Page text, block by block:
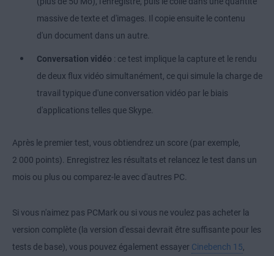
massive de texte et d'images. Il copie ensuite le contenu
d'un document dans un autre.
Conversation vidéo : ce test implique la capture et le rendu
de deux flux vidéo simultanément, ce qui simule la charge de
travail typique d'une conversation vidéo par le biais
d'applications telles que Skype.
Après le premier test, vous obtiendrez un score (par exemple,
2 000 points). Enregistrez les résultats et relancez le test dans un
mois ou plus ou comparez-le avec d'autres PC.
Si vous n'aimez pas PCMark ou si vous ne voulez pas acheter la
version complète (la version d'essai devrait être suffisante pour les
tests de base), vous pouvez également essayer Cinebench 15